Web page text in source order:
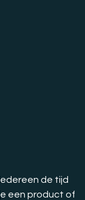
de tijd
een product of